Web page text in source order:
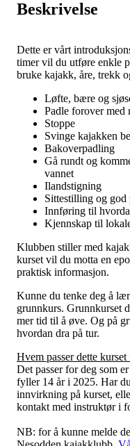
Beskrivelse
Dette er vårt
timer vil du utføre enkle
bruke kajakk, åre, trekk
Løfte, bære og
Padle forover med
Stoppe
Svinge kajakken
Bakoverpadling
Gå rundt og
vannet
Ilandstigning
Sittestilling og
Innføring til
Kjennskap til
Klubben stiller med
kurset vil du motta en
praktisk informasjon.
Kunne du tenke deg å
grunnkurs. Grunnkurset
mer tid til å øve. Og på
hvordan dra på tur.
Hvem passer dette kurset
Det passer for deg som
fyller 14 år i 2025. Har
innvirkning på kurset,
kontakt med instruktør i
NB: for å kunne melde